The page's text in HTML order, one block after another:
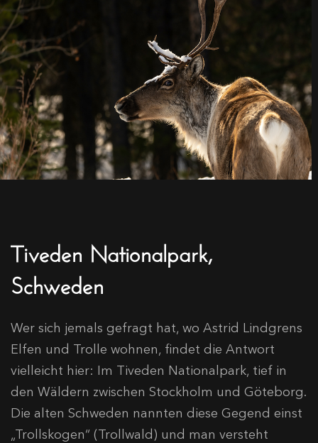
Tiveden Nationalpark,
Schweden
Wer sich jemals gefragt hat, wo Astrid Lindgrens
Elfen und Trolle wohnen, findet die Antwort
vielleicht hier: Im Tiveden Nationalpark, tief in
den Wäldern zwischen Stockholm und Göteborg.
Die alten Schweden nannten diese Gegend einst
„Trollskogen“ (Trollwald) und man versteht